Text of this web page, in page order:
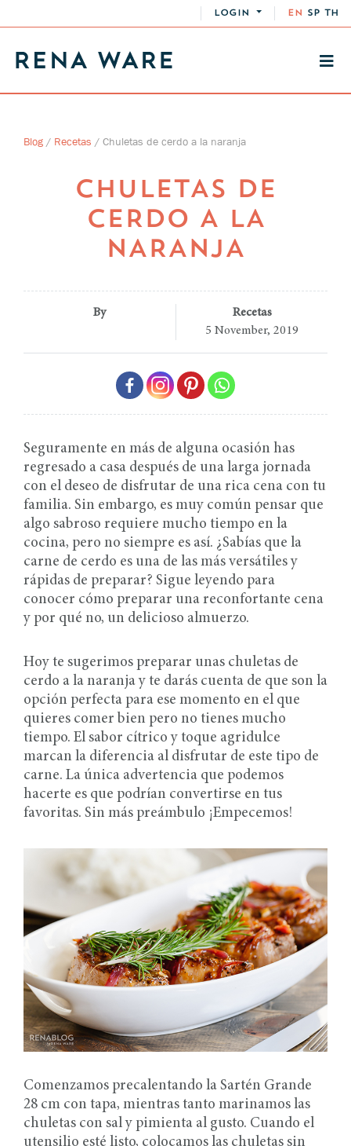
LOGIN EN SP TH
Blog / Recetas / Chuletas de cerdo a la naranja
CHULETAS DE
CERDO A LA
NARANJA
By
Recetas
5 November, 2019
Seguramente en más de alguna ocasión has
regresado a casa después de una larga jornada
con el deseo de disfrutar de una rica cena con tu
familia. Sin embargo, es muy común pensar que
algo sabroso requiere mucho tiempo en la
cocina, pero no siempre es así. ¿Sabías que la
carne de cerdo es una de las más versátiles y
rápidas de preparar? Sigue leyendo para
conocer cómo preparar una reconfortante cena
y por qué no, un delicioso almuerzo.
Hoy te sugerimos preparar unas chuletas de
cerdo a la naranja y te darás cuenta de que son la
opción perfecta para ese momento en el que
quieres comer bien pero no tienes mucho
tiempo. El sabor cítrico y toque agridulce
marcan la diferencia al disfrutar de este tipo de
carne. La única advertencia que podemos
hacerte es que podrían convertirse en tus
favoritas. Sin más preámbulo ¡Empecemos!
Comenzamos precalentando la Sartén Grande
28 cm con tapa, mientras tanto marinamos las
chuletas con sal y pimienta al gusto. Cuando el
utensilio esté listo, colocamos las chuletas sin